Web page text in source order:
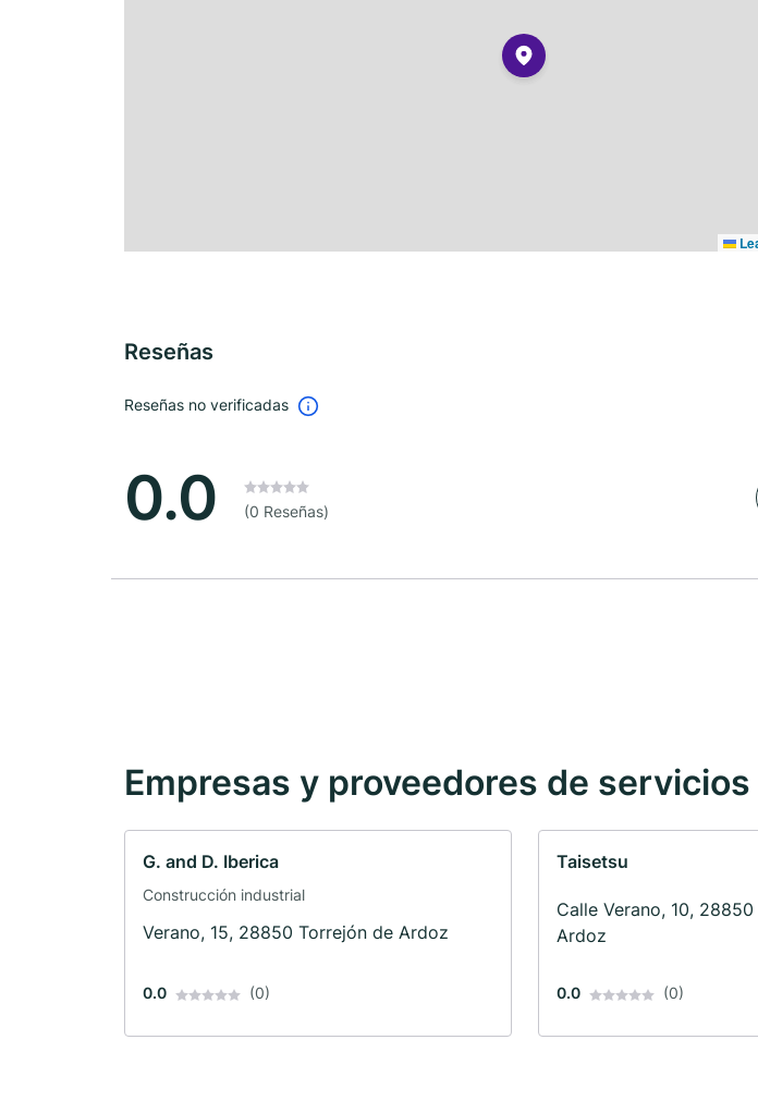
Reseñas
Reseñas no verificadas
0.0 (0 Reseñas)
Empresas y proveedores de
G. and D. Iberica
Construcción industrial
Verano, 15, 28850 Torrejón de Ardoz
0.0 (0)
Taisetsu
Calle Verano, 10,
Ardoz
0.0 (0)